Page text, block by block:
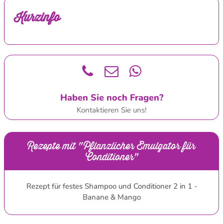
Kurzinfo
Haben Sie noch Fragen?
Kontaktieren Sie uns!
Rezepte mit "Pflanzlicher Emulgator für
Conditioner"
Rezept für festes Shampoo und Conditioner 2 in 1 -
Banane & Mango